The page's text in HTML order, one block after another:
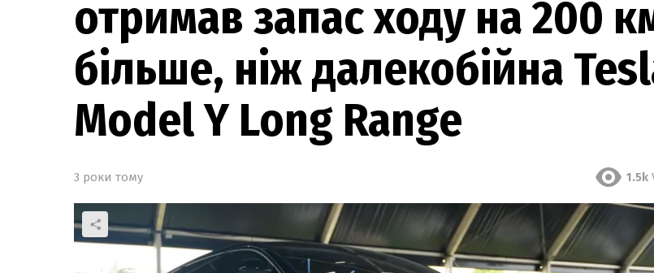
отримав запас ходу на 200
більше, ніж далекобійна
Model Y Long Range
3 роки тому 1.5k